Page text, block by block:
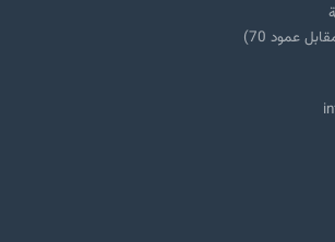
عمود 70)